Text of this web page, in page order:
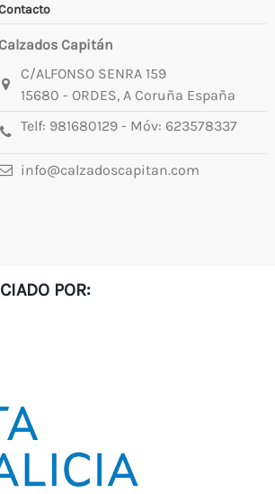
Calzados Capitán
C/ALFONSO SENRA 159
15680 - ORDES, A Coruña España
Telf: 981680129- Móv: 623578337
info@calzadoscapitan.com
POR: